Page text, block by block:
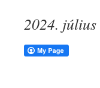
2024. július